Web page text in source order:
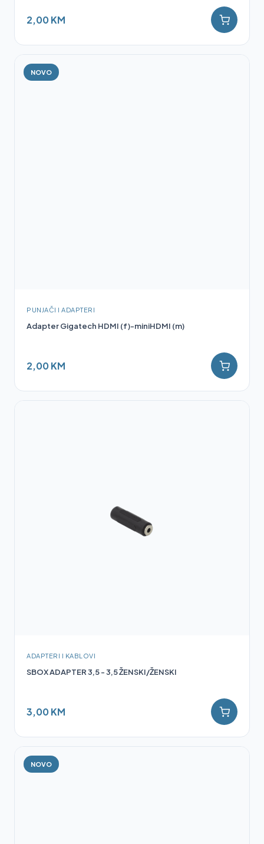
2,00 KM
NOVO
PUNJAČI I ADAPTERI
Adapter Gigatech HDMI (f)-miniHDMI (m)
2,00 KM
ADAPTERI I KABLOVI
SBOX ADAPTER 3,5 - 3,5 ŽENSKI/ŽENSKI
3,00 KM
NOVO